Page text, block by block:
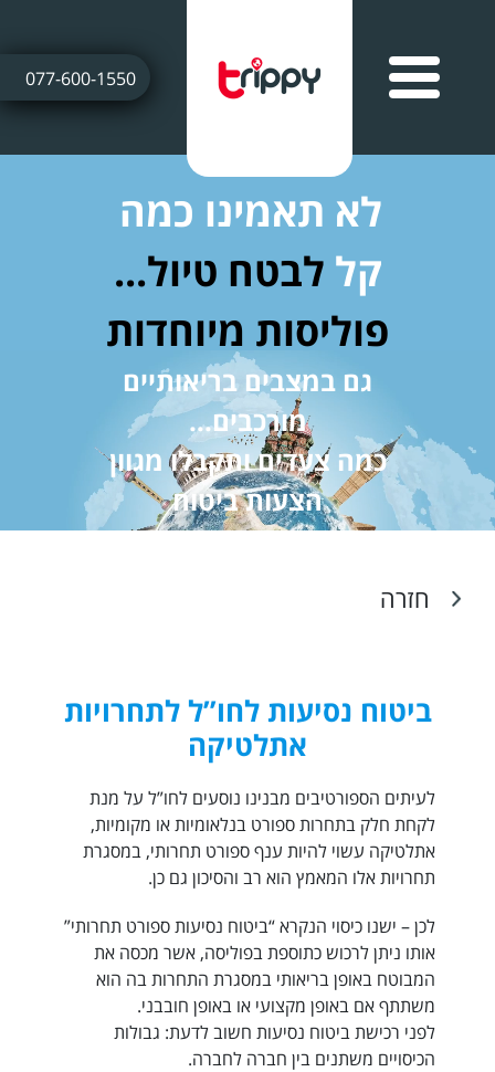
077-600-1550
לא תאמינו כמה
קל לבטח טיול...
פוליסות מיוחדות
גם במצבים בריאותיים
מורכבים...
כמה צעדים ותקבלו מגוון
הצעות ביטוח
חזרה
ביטוח נסיעות לחו”ל לתחרויות
אתלטיקה
לעיתים הספורטיבים מבנינו נוסעים לחו”ל על מנת
לקחת חלק בתחרות ספורט בנלאומיות או מקומיות,
אתלטיקה עשוי להיות ענף ספורט תחרותי, במסגרת
תחרויות אלו המאמץ הוא רב והסיכון גם כן.
לכן – ישנו כיסוי הנקרא “ביטוח נסיעות ספורט תחרותי”
אותו ניתן לרכוש כתוספת בפוליסה, אשר מכסה את
המבוטח באופן בריאותי במסגרת התחרות בה הוא
משתתף אם באופן מקצועי או באופן חובבני.
לפני רכישת ביטוח נסיעות חשוב לדעת: גבולות
הכיסויים משתנים בין חברה לחברה.